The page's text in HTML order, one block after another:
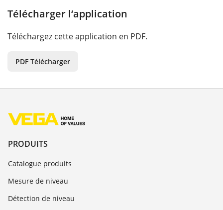
Télécharger l‘application
Téléchargez cette application en PDF.
PDF Télécharger
PRODUITS
Catalogue produits
Mesure de niveau
Détection de niveau